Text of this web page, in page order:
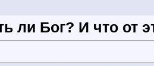
ли Бог? И что от